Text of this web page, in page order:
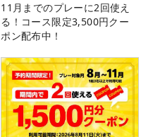
11月までのプレーに2回使え
る！コース限定3,500円クー
ポン配布中！